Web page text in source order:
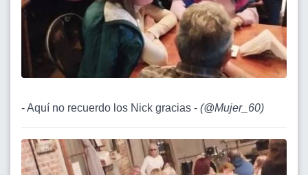
- Aquí no recuerdo los Nick gracias - (@Mujer_60)